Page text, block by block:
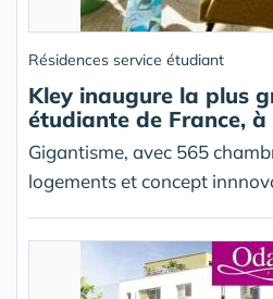
Résidences service étudiant
Kley inaugure la plus
étudiante de France, à
Gigantisme, avec 565
logements et concept